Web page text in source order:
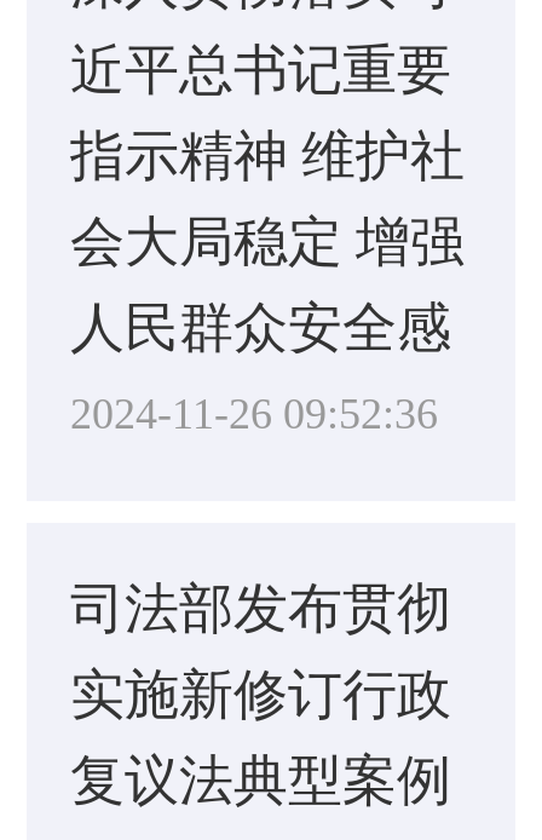
近平总书记重要
指示精神 维护社
会大局稳定 增强
人民群众安全感
2024-11-26 09:52:36
司法部发布贯彻
实施新修订行政
复议法典型案例